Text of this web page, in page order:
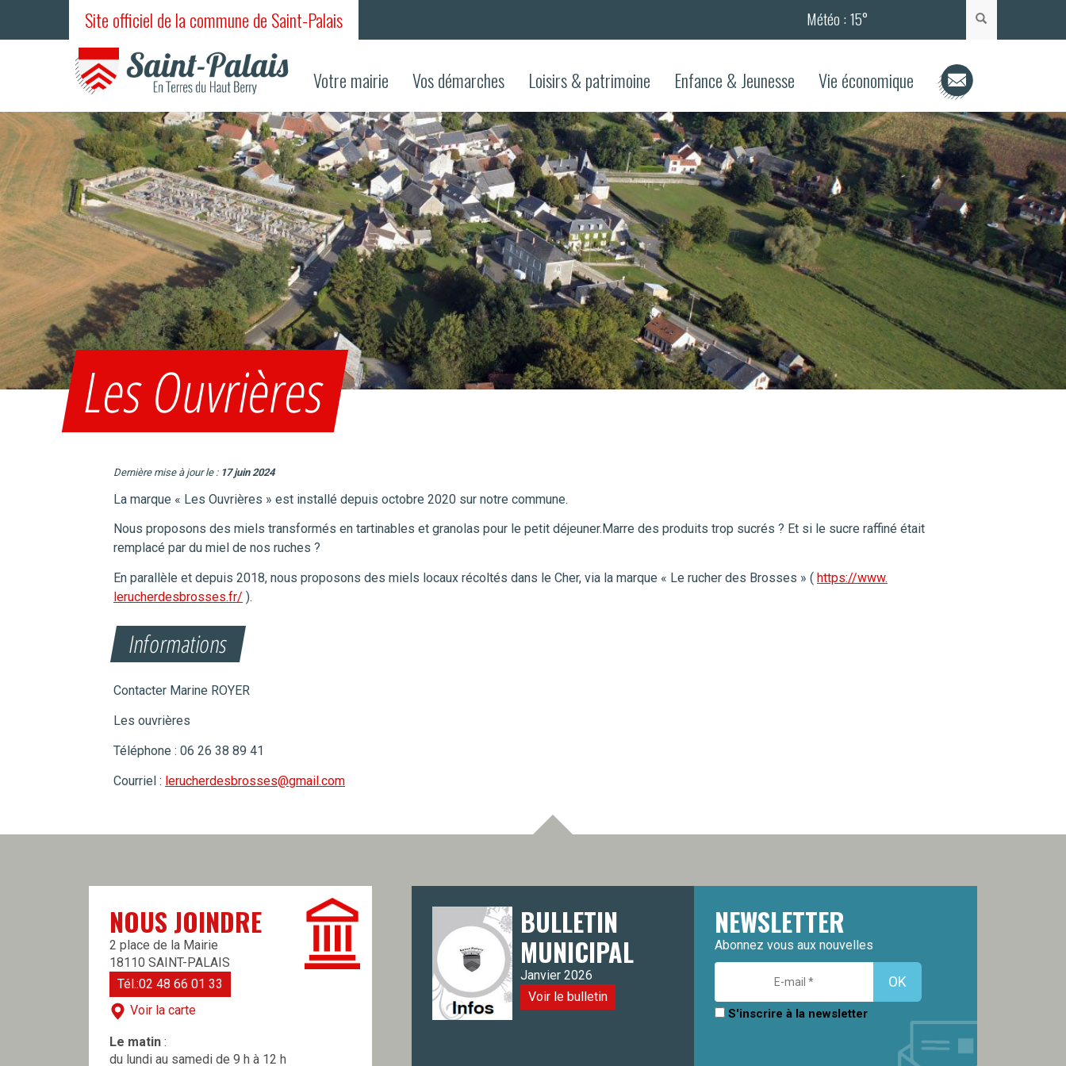
Site officiel de la commune de Saint-Palais Météo :15°
Votre mairie Vos démarches Loisirs & patrimoine Enfance & Jeunesse Vie économique
Les Ouvrières
Dernière mise à jour le : 17 juin 2024
La marque « Les Ouvrières » est installé depuis octobre 2020 sur notre commune.
Nous proposons des miels transformés en tartinables et granolas pour le petit déjeuner.Marre des produits trop sucrés ? Et si le sucre raffiné était
remplacé par du miel de nos ruches ?
En parallèle et depuis 2018, nous proposons des miels locaux récoltés dans le Cher, via la marque « Le rucher des Brosses » ( https://www.
lerucherdesbrosses.fr/ ).
Informations
Contacter Marine ROYER
Les ouvrières
Téléphone : 06 26 38 89 41
Courriel : lerucherdesbrosses@gmail.com
NOUS JOINDRE
2 place de la Mairie
18110 SAINT-PALAIS
Tél.:02 48 66 01 33
Voir la carte
Le matin :
du lundi au samedi de 9 h à 12 h
BULLETIN
MUNICIPAL
Janvier 2026
Voir le bulletin
NEWSLETTER
Abonnez vous aux nouvelles
S'inscrire à la newsletter